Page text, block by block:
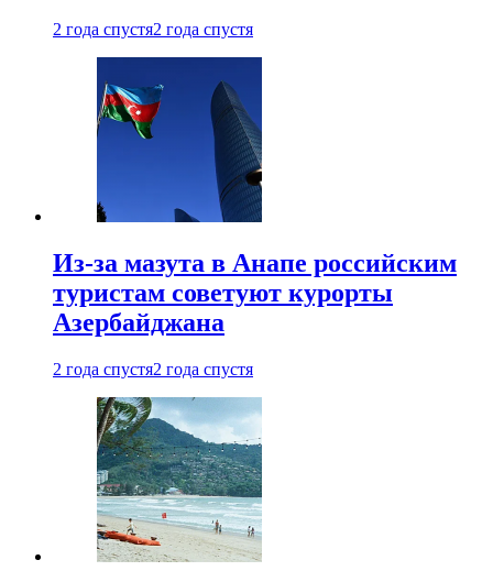
2 года спустя2 года спустя
Из-за мазута в Анапе российским
туристам советуют курорты
Азербайджана
2 года спустя2 года спустя